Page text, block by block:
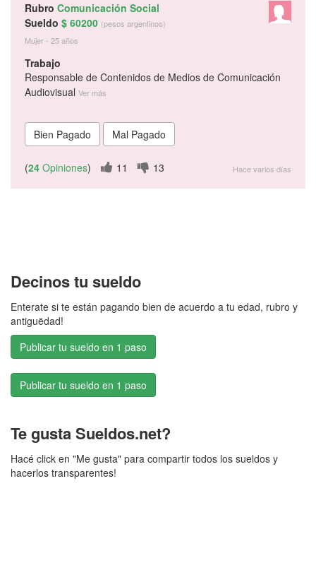
Rubro Comunicación Social
Sueldo $ 60200 (pesos argentinos)
Mujer - 25 años
Trabajo
Responsable de Contenidos de Medios de Comunicación
Audiovisual Ver más
(24 Opiniones) 11 13 Hace varios días
Decinos tu sueldo
Enterate si te están pagando bien de acuerdo a tu edad, rubro y
antiguëdad!
Publicar tu sueldo en 1 paso
Publicar tu sueldo en 1 paso
Te gusta Sueldos.net?
Hacé click en "Me gusta" para compartir todos los sueldos y
hacerlos transparentes!